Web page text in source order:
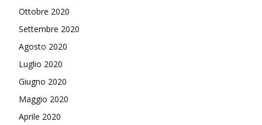
Ottobre 2020
Settembre 2020
Agosto 2020
Luglio 2020
Giugno 2020
Maggio 2020
Aprile 2020